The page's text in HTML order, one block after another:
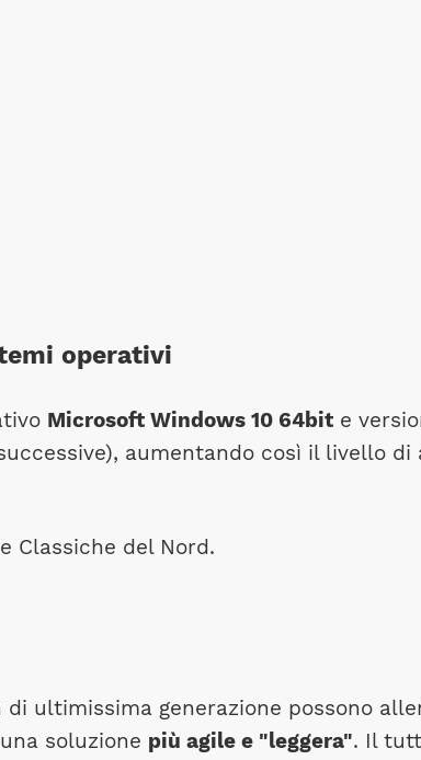
operativi
Microsoft Windows 10 64bite
aumentando così il livello
Classiche del Nord.
di ultimissima generazione possono
soluzione più agile e "leggera". Il